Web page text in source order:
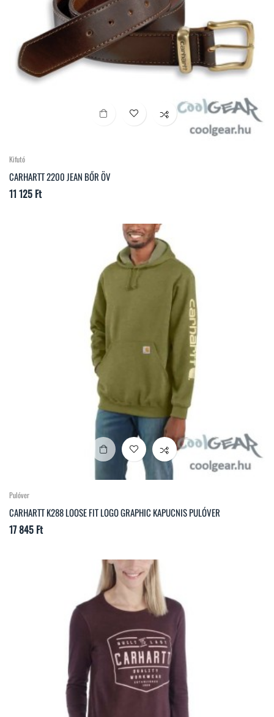
Kifutó
CARHARTT 2200 JEAN BŐR ÖV
Ár
11 125 Ft
Pulóver
CARHARTT K288 LOOSE FIT LOGO GRAPHIC KAPUCNIS PULÓVER
Ár
17 845 Ft